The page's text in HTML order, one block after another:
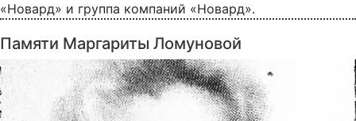
«Новард» и группа компаний «Новард».
Памяти Маргариты Ломуновой